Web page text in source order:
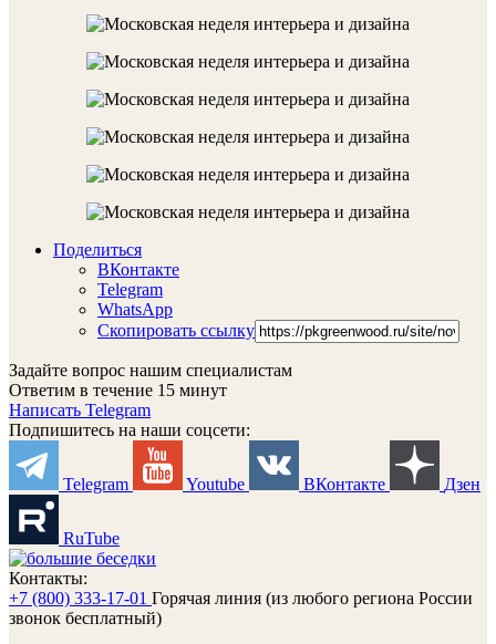
Поделиться
ВКонтакте
Telegram
WhatsApp
Скопировать ссылку
Задайте вопрос нашим специалистам
Ответим в течение 15 минут
Написать Telegram
Подпишитесь на наши соцсети:
Telegram Youtube ВКонтакте Дзен
RuTube
Контакты:
+7 (800) 333-17-01 Горячая линия (из любого региона России
звонок бесплатный)